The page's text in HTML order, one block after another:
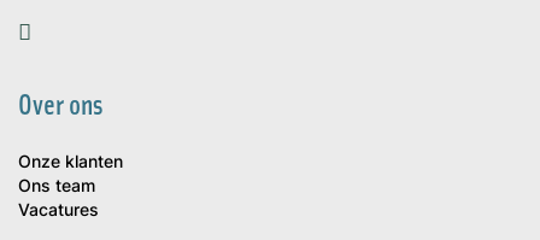
Over ons
Onze klanten
Ons team
Vacatures